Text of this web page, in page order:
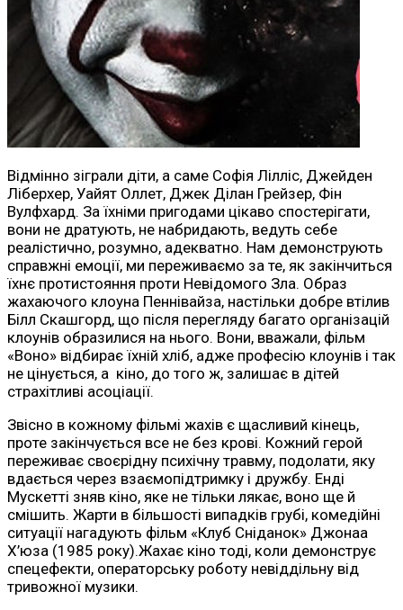
Відмінно зіграли діти, а саме Софія Лілліс, Джейден
Ліберхер, Уайят Оллет, Джек Ділан Грейзер, Фін
Вулфхард. За їхніми пригодами цікаво спостерігати,
вони не дратують, не набридають, ведуть себе
реалістично, розумно, адекватно. Нам демонструють
справжні емоції, ми переживаємо за те, як закінчиться
їхнє протистояння проти Невідомого Зла. Образ
жахаючого клоуна Пеннівайза, настільки добре втілив
Білл Скашгорд, що після перегляду багато організацій
клоунів образилися на нього. Вони, вважали, фільм
«Воно» відбирає їхній хліб, адже професію клоунів і так
не цінується, а кіно, до того ж, залишає в дітей
страхітливі асоціації.
Звісно в кожному фільмі жахів є щасливий кінець,
проте закінчується все не без крові. Кожний герой
переживає своєрідну психічну травму, подолати, яку
вдається через взаємопідтримку і дружбу. Енді
Мускетті зняв кіно, яке не тільки лякає, воно ще й
смішить. Жарти в більшості випадків грубі, комедійні
ситуації нагадують фільм «Клуб Сніданок» Джонаа
Х’юза (1985 року).Жахає кіно тоді, коли демонструє
спецефекти, операторську роботу невіддільну від
тривожної музики.